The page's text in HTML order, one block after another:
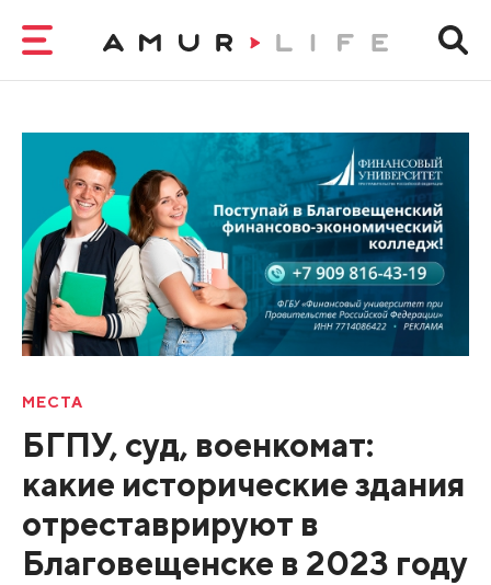
МЕСТА
БГПУ, суд, военкомат:
какие исторические здания
отреставрируют в
Благовещенске в 2023 году